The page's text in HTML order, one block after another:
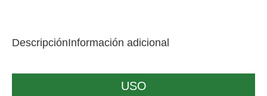
DescripciónInformación adicional
USO